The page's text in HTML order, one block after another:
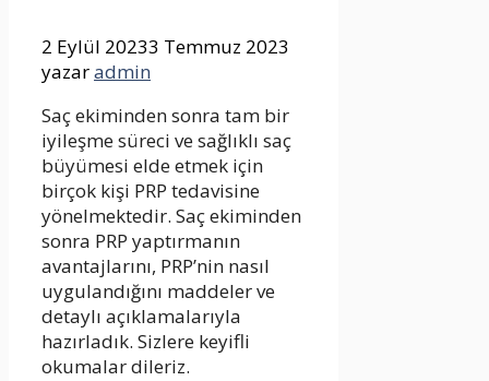
2 Eylül 20233 Temmuz 2023
yazaradmin
Saç ekiminden sonra tam bir
iyileşme süreci ve sağlıklı saç
büyümesi elde etmek için
birçok kişi PRP tedavisine
yönelmektedir. Saç ekiminden
sonra PRP yaptırmanın
avantajlarını, PRP’nin nasıl
uygulandığını maddeler ve
detaylı açıklamalarıyla
hazırladık. Sizlere keyifli
okumalar dileriz.